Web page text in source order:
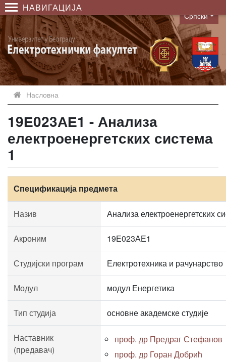
НАВИГАЦИЈА
Language
Српски
Насловна
19Е023АЕ1 - Анализа
електроенергетских система
1
Спецификација предмета
Назив Анализа електроенергетских
Акроним 19Е023АЕ1
Студијски програм Електротехника и рачунарство
Модул модул Енергетика
Тип студија основне академске студије
Наставник
(предавач)
проф. др Предраг Стефанов
проф. др Горан Добрић